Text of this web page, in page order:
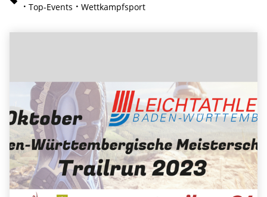
Top-Events
Wettkampfsport